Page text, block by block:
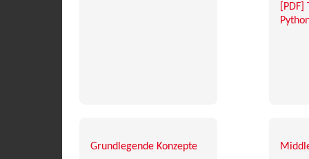
Grundlegende Konzepte